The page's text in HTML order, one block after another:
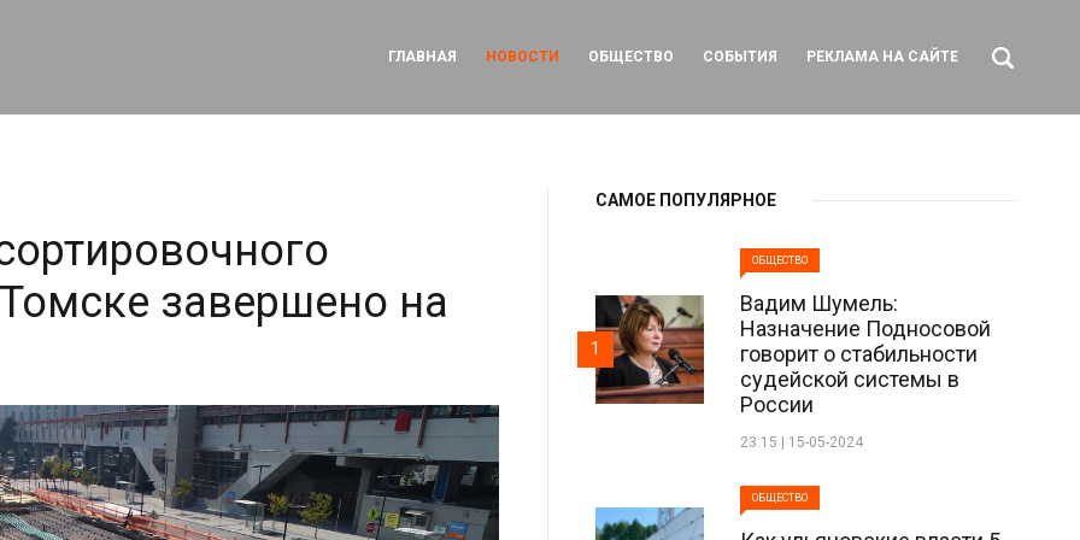
ГЛАВНАЯ НОВОСТИ ОБЩЕСТВО СОБЫТИЯ РЕКЛАМА НА САЙТЕ
завершено на
САМОЕ ПОПУЛЯРНОЕ
ОБЩЕСТВО
Вадим Шумель:
Назначение Подносовой
говорит о стабильности
судейской системы в
России
23:15 | 15-05-2024
1
ОБЩЕСТВО